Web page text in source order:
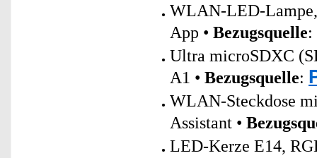
WLAN-LED-
App • Bezugsquelle:
Ultra microSDXC
A1 • Bezugsquelle:
WLAN-Steckdose
Assistant •
LED-Kerze E14,